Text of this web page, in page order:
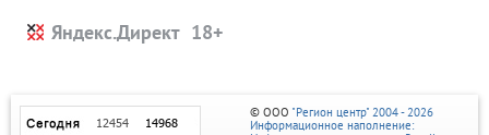
Яндекс.Директ
© ООО "Регион центр" 2004 - 2026
Информационное наполнение: